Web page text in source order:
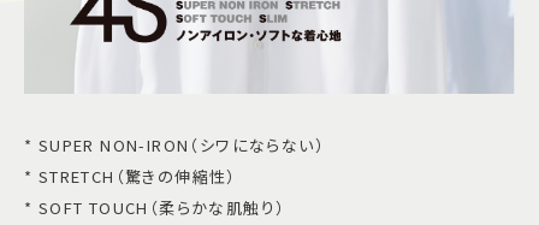
* SUPER NON-IRON（シワにならない）
* STRETCH（驚きの伸縮性）
* SOFT TOUCH（柔らかな肌触り）